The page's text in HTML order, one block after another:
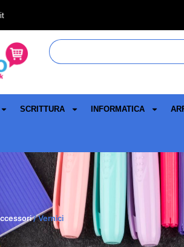
SCRITTURA INFORMATICA
/ Vernici